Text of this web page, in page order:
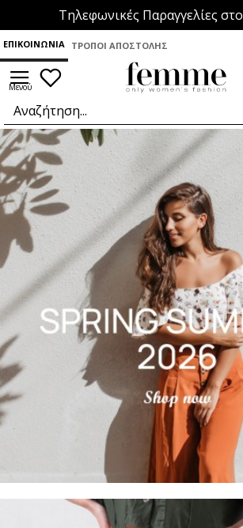
Τηλεφωνικές Παραγγελίες στο
ΕΠΙΚΟΙΝΩΝΊΑ ΤΡΌΠΟΙ ΑΠΟΣΤΟΛΉΣ